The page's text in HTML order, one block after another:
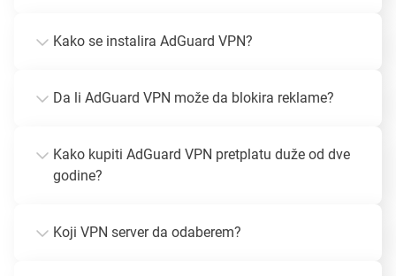
Kako se instalira AdGuard VPN?
Da li AdGuard VPN može da blokira reklame?
Kako kupiti AdGuard VPN pretplatu duže od dve
godine?
Koji VPN server da odaberem?